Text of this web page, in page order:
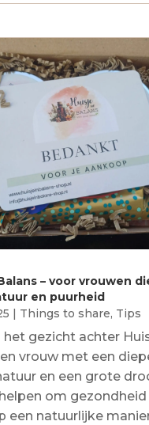
– voor vrouwen
en puurheid
Things to share, Tips
het gezicht achter
vrouw met een
en een grote
om gezondheid
een natuurlijke